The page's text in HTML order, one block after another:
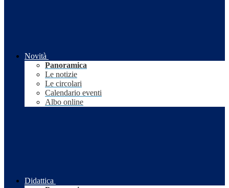
Novità
Panoramica
Le notizie
Le circolari
Calendario eventi
Albo online
Didattica